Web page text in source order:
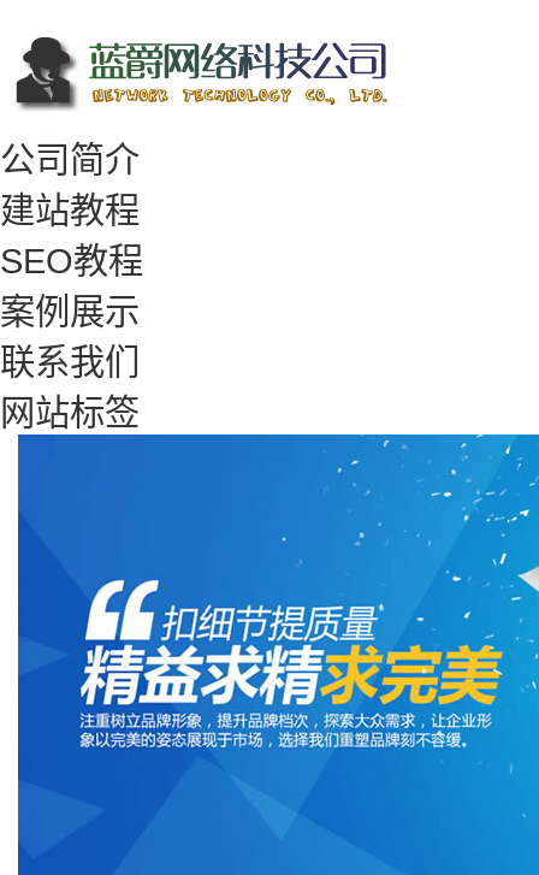
公司简介
建站教程
SEO教程
案例展示
联系我们
网站标签